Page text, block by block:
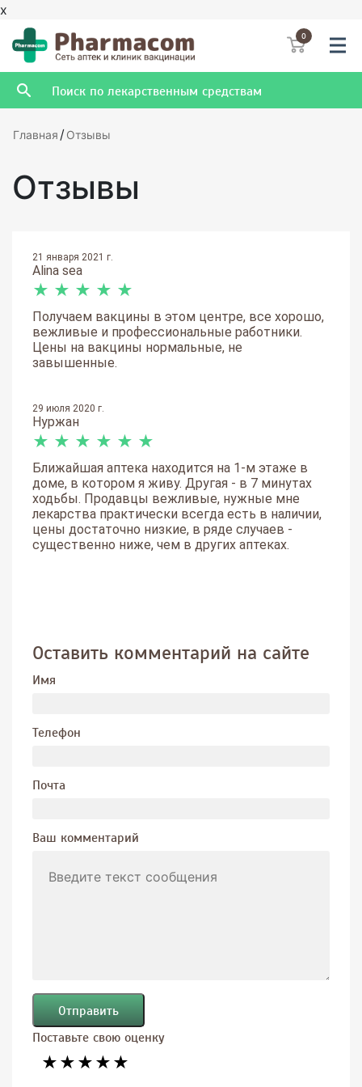
x
0
Главная /Отзывы
Отзывы
21 января 2021 г.
Alina sea
★ ★ ★ ★ ★
Получаем вакцины в этом центре, все хорошо,
вежливые и профессиональные работники.
Цены на вакцины нормальные, не
завышенные.
29 июля 2020 г.
Нуржан
★ ★ ★ ★ ★ ★
Ближайшая аптека находится на 1-м этаже в
доме, в котором я живу. Другая - в 7 минутах
ходьбы. Продавцы вежливые, нужные мне
лекарства практически всегда есть в наличии,
цены достаточно низкие, в ряде случаев -
существенно ниже, чем в других аптеках.
Оставить комментарий на сайте
Имя
Телефон
Почта
Ваш комментарий
Отправить
Поставьте свою оценку
★
★
★
★
★